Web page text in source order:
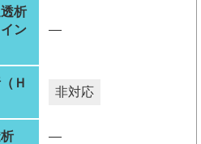
析
イン
―
Ｈ
非対応
―